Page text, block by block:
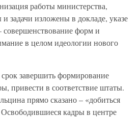
работы министерства,
задачи изложены в докладе, указе
форм и
в целом идеологии нового
завершить формирование
привести в соответствие штаты.
прямо сказано – «добиться
кадры в центре